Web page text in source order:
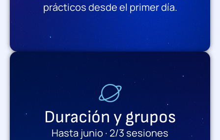
prácticos desde el primer día.
Duración y grupos
Hasta junio · 2/3 sesiones